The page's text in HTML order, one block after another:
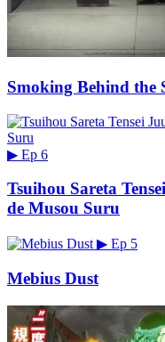
Smoking Behind the
▶ Ep 6
Tsuihou Sareta
de Musou Suru
▶ Ep 5
Mebius Dust